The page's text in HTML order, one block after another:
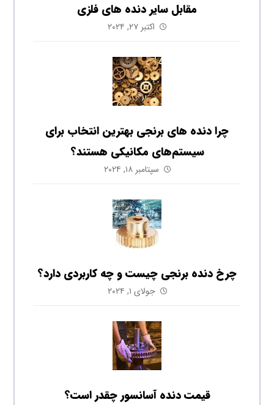
مقابل سایر دنده‌ های فلزی
اکتبر ۲۷, ۲۰۲۴
چرا دنده‌ های برنجی بهترین انتخاب برای
سیستم‌های مکانیکی هستند؟
سپتامبر ۱۸, ۲۰۲۴
چرخ دنده برنجی چیست و چه کاربردی دارد؟
جولای ۱, ۲۰۲۴
قیمت دنده آسانسور چقدر است؟